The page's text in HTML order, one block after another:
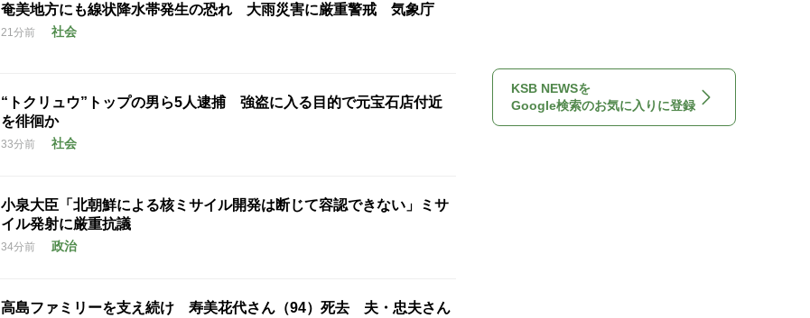
奄美地方にも線状降水帯発生の恐れ 大雨災害に厳重警戒 気象庁
21分前 社会
“トクリュウ”トップの男ら5人逮捕 強盗に入る目的で元宝石店付近
を徘徊か
33分前 社会
小泉大臣「北朝鮮による核ミサイル開発は断じて容認できない」ミサ
イル発射に厳重抗議
34分前 政治
高島ファミリーを支え続け 寿美花代さん（94）死去 夫・忠夫さん
KSB NEWSを
Google検索のお気に入りに登録